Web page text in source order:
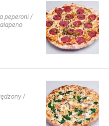
peperoni /
/